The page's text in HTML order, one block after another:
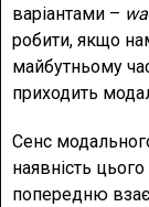
варіантами –
робити, якщо
майбутньому
приходить
Сенс
наявність
попередню